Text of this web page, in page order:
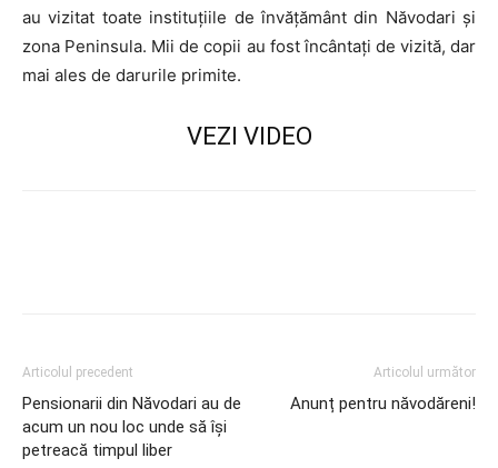
au vizitat toate instituțiile de învățământ din Năvodari și
zona Peninsula. Mii de copii au fost încântați de vizită, dar
mai ales de darurile primite.
VEZI VIDEO
Articolul precedent
Pensionarii din Năvodari au de
acum un nou loc unde să își
petreacă timpul liber
Articolul următor
Anunț pentru năvodăreni!